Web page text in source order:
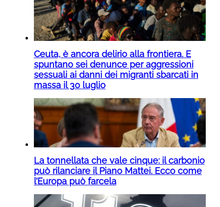
Ceuta, è ancora delirio alla frontiera. E
spuntano sei denunce per aggressioni
sessuali ai danni dei migranti sbarcati in
massa il 30 luglio
La tonnellata che vale cinque: il carbonio
può rilanciare il Piano Mattei. Ecco come
l’Europa può farcela